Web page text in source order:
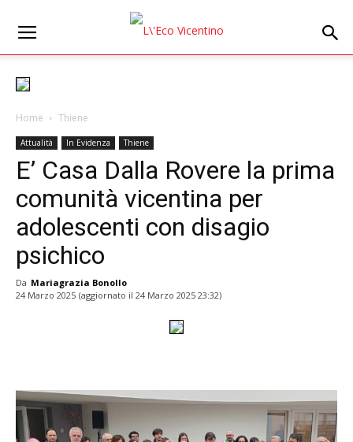
Home Thiene
Attualità In Evidenza Thiene
E’ Casa Dalla Rovere la prima
comunità vicentina per
adolescenti con disagio
psichico
Da Mariagrazia Bonollo
24 Marzo 2025 (aggiornato il 24 Marzo 2025 23:32)